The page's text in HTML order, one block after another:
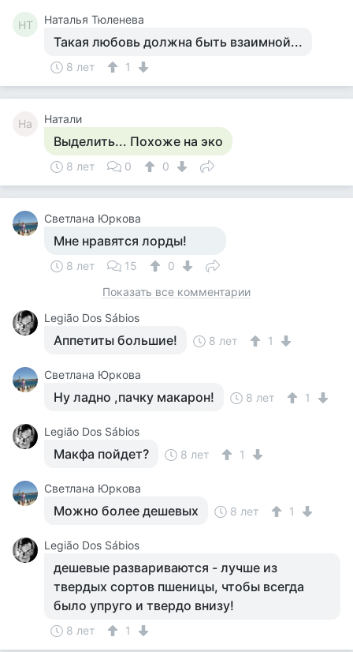
НТ Наталья Тюленева
Такая любовь должна быть взаимной...
8 лет 1
На Натали
Выделить... Похоже на эко
8 лет 0 0
Светлана Юркова
Мне нравятся лорды!
8 лет 15
0
Показать все комментарии
Legião Dos Sábios
Аппетиты большие! 8 лет 1
Светлана Юркова
Ну ладно ,пачку макарон! 8 лет 1
Legião Dos Sábios
Макфа пойдет? 8 лет 1
Светлана Юркова
Можно более дешевых 8 лет 1
Legião Dos Sábios
дешевые развариваются - лучше из
твердых сортов пшеницы, чтобы всегда
было упруго и твердо внизу!
8 лет 1